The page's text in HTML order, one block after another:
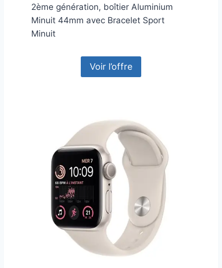
2ème génération, boîtier Aluminium
Minuit 44mm avec Bracelet Sport
Minuit
Voir l’offre